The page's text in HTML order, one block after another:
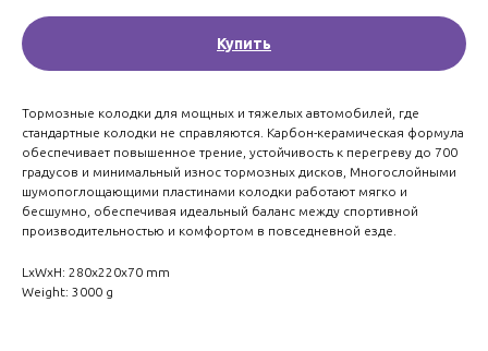
Купить
Тормозные колодки для мощных и тяжелых автомобилей, где
стандартные колодки не справляются. Карбон-керамическая формула
обеспечивает повышенное трение, устойчивость к перегреву до 700
градусов и минимальный износ тормозных дисков, Многослойными
шумопоглощающими пластинами колодки работают мягко и
бесшумно, обеспечивая идеальный баланс между спортивной
производительностью и комфортом в повседневной езде.
LxWxH: 280x220x70 mm
Weight: 3000 g